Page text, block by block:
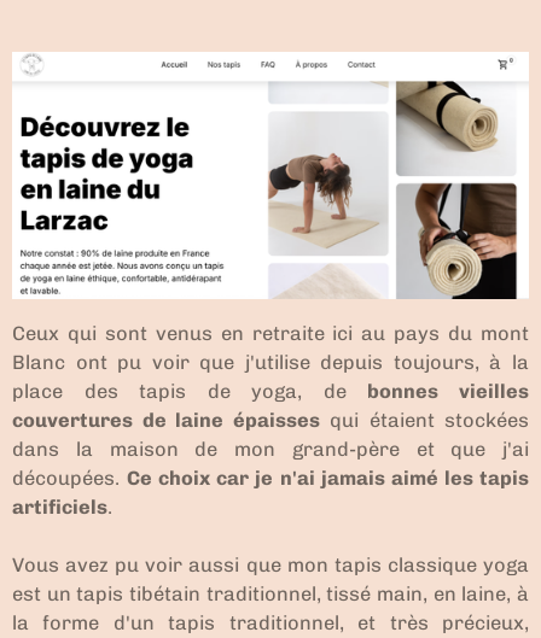
Ceux qui sont venus en retraite ici au pays du mont
Blanc ont pu voir que j'utilise depuis toujours, à la
place des tapis de yoga, de
bonnes vieilles
couvertures de laine épaisses qui étaient stockées
dans la maison de mon grand-père et que j'ai
découpées. Ce choix car je n'ai jamais aimé les tapis
artificiels.
Vous avez pu voir aussi que mon tapis classique yoga
est un tapis tibétain traditionnel, tissé main, en laine, à
la forme d'un tapis traditionnel, et très précieux,